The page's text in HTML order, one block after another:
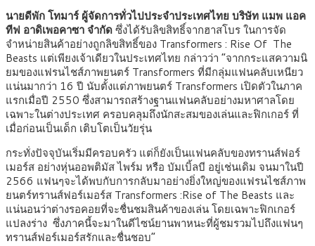
นายดีพัก โทมาร์ ผู้จัดการทั่วไปประจำประเทศไทย บริษัท แมพ แอค
ทีฟ อาดิเพอคาซา จำกัดซึ่งได้รับลิขสิทธิ์จากฮาสโบร ในการจัด
จำหน่ายสินค้าอย่างถูกลิขสิทธิ์ของ Transformers : Rise Of The
Beasts แต่เพียงเจ้าเดียวในประเทศไทย กล่าวว่า “จากกระแสความนิ
ยมของแฟรนไชส์ภาพยนตร์ Transformers ที่มีกลุ่มแฟนคลับเหนียว
แน่นมากว่า 16 ปี นับตั้งแต่ภาพยนตร์ Transformers เปิดตัวในภาค
แรกเมื่อปี 2550 ซึ่งสามารถสร้างฐานแฟนคลับอย่างมหาศาลโดย
เฉพาะในต่างประเทศ ครอบคลุมถึงนักสะสมของเล่นและฟิกเกอร์ ที่
เมื่อก่อนเป็นเด็ก เติบโตเป็นวัยรุ่น
กระทั่งปัจจุบันเริ่มมีครอบครัว แต่ก็ยังเป็นแฟนคลับของทรานส์ฟอร์
เมอร์ส อย่างหุ่นออพติมัส ไพร์ม หรือ บัมเบิ้ลบี อยู่เช่นเดิม จนมาในปี
2566 แฟนๆจะได้พบกับการกลับมาอย่างยิ่งใหญ่ของแฟรนไชส์ภาพ
ยนตร์ทรานส์ฟอร์เมอร์ส Transformers :Rise of The Beasts และ
แน่นอนว่าต่างรอคอยที่จะชื่นชมสินค้าของเล่น โดยเฉพาะฟิกเกอร์
แปลงร่าง ซึ่งภาคนี้จะมาในดีไซน์ยานพาหนะที่ผู้ชมรวมไปถึงแฟนๆ
ทรานส์ฟอร์เมอร์สรักและชื่นชอบ”